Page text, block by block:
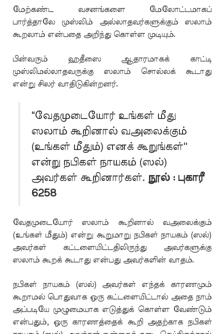
மேற்கண்ட வசனங்களை மேலோட்டமாகப்
பார்த்தாலே முஸ்லிம் அல்லாதவர்களுக்கும் ஸலாம்
கூறலாம் என்பதை அறிந்து கொள்ள முடியும்.
பின்வரும் ஹதீஸை ஆதாரமாகக் காட்டி
முஸ்லிமல்லாதவருக்கு ஸலாம் சொல்லக் கூடாது
என்று சிலர் வாதிடுகின்றனர்.
"வேதமுடையோர் உங்கள் மீது
ஸலாம் கூறினால் வஅலைக்கும்
(உங்கள் மீதும்) எனக் கூறுங்கள்''
என்று நபிகள் நாயகம் (ஸல்)
அவர்கள் கூறினார்கள். நூல் : புகாரீ
6258
வேதமுடையோர் ஸலாம் கூறினால் வஅலைக்கும்
(உங்கள் மீதும்) என்று கூறுமாறு நபிகள் நாயகம் (ஸல்)
அவர்கள் கட்டளையிட்டதிலிருந்து அவர்களுக்கு
ஸலாம் கூறக் கூடாது என்பது அவர்களின் வாதம்.
நபிகள் நாயகம் (ஸல்) அவர்கள் எந்தக் காரணமும்
கூறாமல் பொதுவாக ஒரு கட்டளையிட்டால் அதை நாம்
அப்படியே முழுமையாக எடுத்துக் கொள்ள வேண்டும்
என்பதும், ஒரு காரணத்தைக் கூறி அதற்காக நபிகள்